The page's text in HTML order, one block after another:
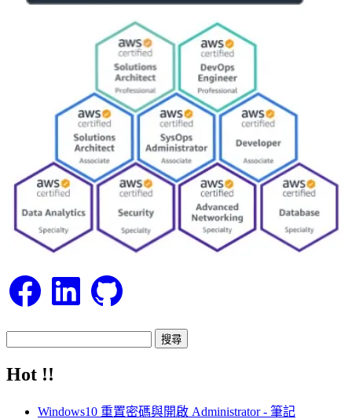
FacebookLinkedIn GitHub
關
Hot !!
Windows10 重置密碼與開啟 Administrator - 筆記